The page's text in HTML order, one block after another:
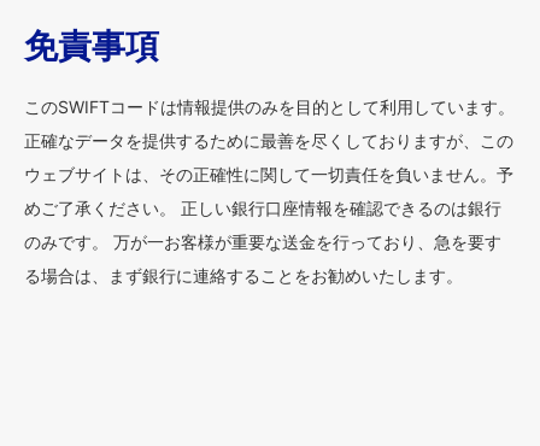
免責事項
このSWIFTコードは情報提供のみを目的として利用しています。
正確なデータを提供するために最善を尽くしておりますが、この
ウェブサイトは、その正確性に関して一切責任を負いません。予
めご了承ください。 正しい銀行口座情報を確認できるのは銀行
のみです。 万が一お客様が重要な送金を行っており、急を要す
る場合は、まず銀行に連絡することをお勧めいたします。